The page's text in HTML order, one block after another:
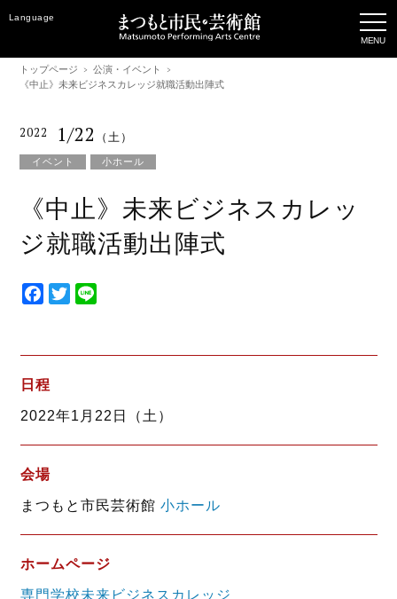
Language
トップページ
公演・イベント
《中止》未来ビジネスカレッジ就職活動出陣式
2022 1/22 （土）
イベント 小ホール
《中止》未来ビジネスカレッ
ジ就職活動出陣式
F
e
b
o
k
T
t
r
e
日程
2022年1月22日（土）
会場
まつもと市民芸術館 小ホール
ホームページ
専門学校未来ビジネスカレッジ